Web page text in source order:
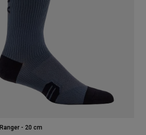
- 20 cm